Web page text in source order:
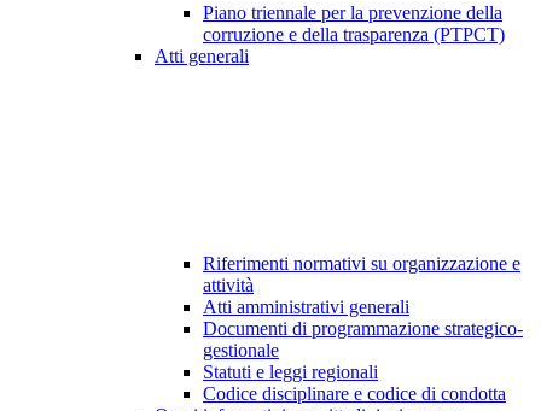
Piano triennale per la prevenzione della
corruzione e della trasparenza (PTPCT)
Atti generali
Riferimenti normativi su organizzazione e
attività
Atti amministrativi generali
Documenti di programmazione strategico-
gestionale
Statuti e leggi regionali
Codice disciplinare e codice di condotta